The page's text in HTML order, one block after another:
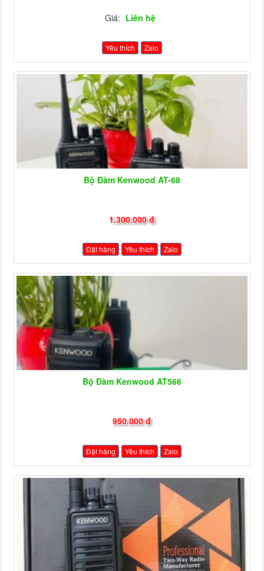
Giá: Liên hệ
Yêu thích Zalo
Bộ Đàm Kenwood AT-68
1.300.000 đ
Đặt hàng Yêu thích Zalo
Bộ Đàm Kenwood AT566
950.000 đ
Đặt hàng Yêu thích Zalo